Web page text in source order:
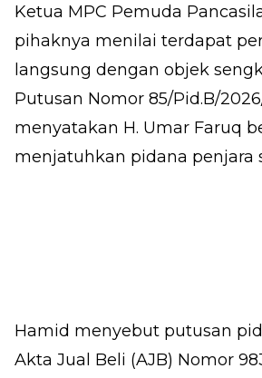
Ketua MPC Pemuda
pihaknya menilai terdapat
langsung dengan objek
Putusan Nomor 85/Pid.B/
menyatakan H. Umar Faruq
menjatuhkan pidana penjara
Hamid menyebut putusan
Akta Jual Beli (AJB) Nomor